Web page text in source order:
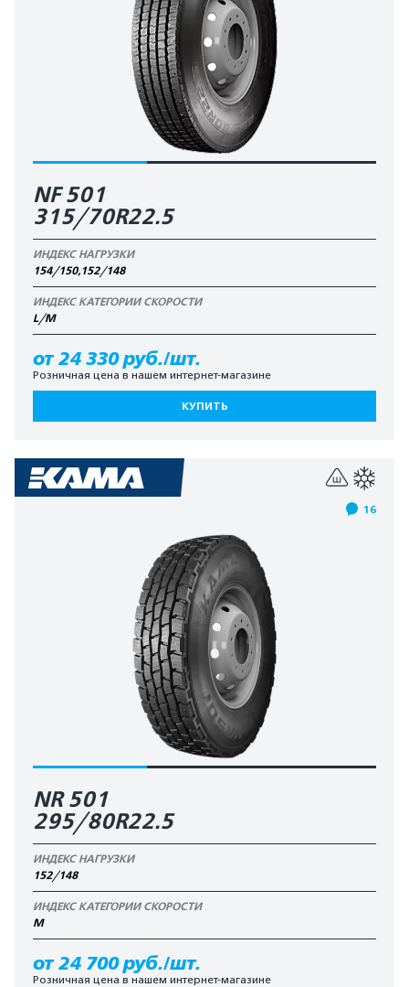
NF 501
315/70R22.5
ИНДЕКС НАГРУЗКИ
154/150,152/148
ИНДЕКС КАТЕГОРИИ СКОРОСТИ
L/M
от 24 330 руб./шт.
Розничная цена в нашем интернет-магазине
КУПИТЬ
16
NR 501
295/80R22.5
ИНДЕКС НАГРУЗКИ
152/148
ИНДЕКС КАТЕГОРИИ СКОРОСТИ
M
от 24 700 руб./шт.
Розничная цена в нашем интернет-магазине